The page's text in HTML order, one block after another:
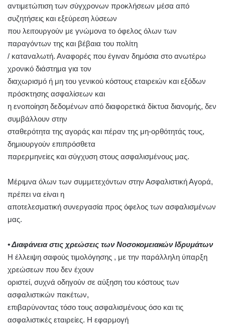
αντιμετώπιση των σύγχρονων προκλήσεων μέσα από
συζητήσεις και εξεύρεση λύσεων
που λειτουργούν με γνώμονα το όφελος όλων των
παραγόντων της και βέβαια του πολίτη
/ καταναλωτή. Αναφορές που έγιναν δημόσια στο ανωτέρω
χρονικό διάστημα για τον
διαχωρισμό ή μη του γενικού κόστους εταιρειών και εξόδων
πρόσκτησης ασφαλίσεων και
η ενοποίηση δεδομένων από διαφορετικά δίκτυα διανομής, δεν
συμβάλλουν στην
σταθερότητα της αγοράς και πέραν της μη-ορθότητάς τους,
δημιουργούν επιπρόσθετα
παρερμηνείες και σύγχυση στους ασφαλισμένους μας.
Μέριμνα όλων των συμμετεχόντων στην Ασφαλιστική Αγορά,
πρέπει να είναι η
αποτελεσματική συνεργασία προς όφελος των ασφαλισμένων
μας.
• Διαφάνεια στις χρεώσεις των Νοσοκομειακών Ιδρυμάτων
Η έλλειψη σαφούς τιμολόγησης , με την παράλληλη ύπαρξη
χρεώσεων που δεν έχουν
οριστεί, συχνά οδηγούν σε αύξηση του κόστους των
ασφαλιστικών πακέτων,
επιβαρύνοντας τόσο τους ασφαλισμένους όσο και τις
ασφαλιστικές εταιρείες. Η εφαρμογή